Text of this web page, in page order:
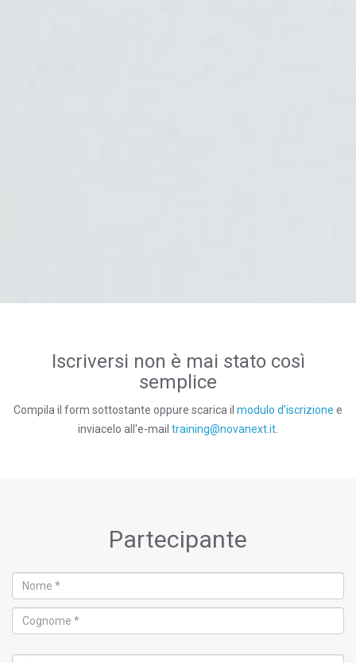
Iscriversi non è mai stato così
semplice
Compila il form sottostante oppure scarica il modulo d’iscrizione e
inviacelo all'e-mail training@novanext.it
Partecipante